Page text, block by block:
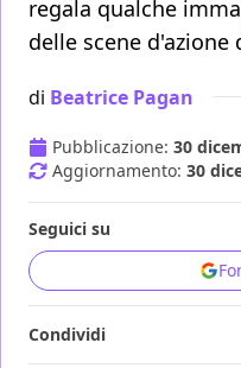
regala qualche
delle scene
di Beatrice Pagan
Pubblicazione: 30
Aggiornamento: 30
Seguici su
Condividi